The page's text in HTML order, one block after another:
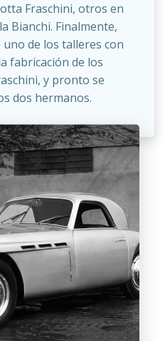
Fraschini, otros en
Bianchi. Finalmente,
de los talleres con
fabricación de los
y pronto se
dos hermanos.